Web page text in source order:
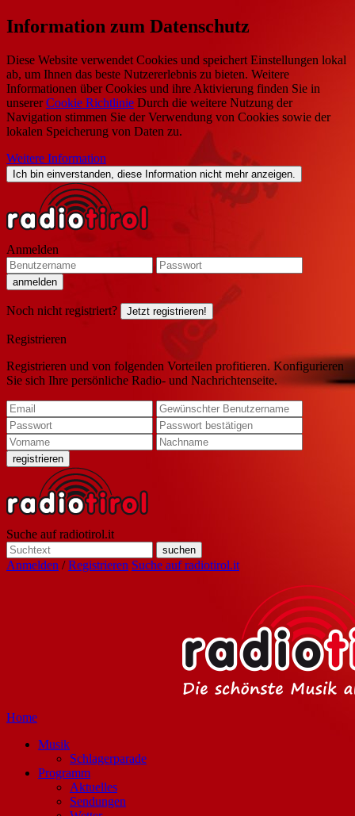
Information zum Datenschutz
Diese Website verwendet Cookies und speichert Einstellungen lokal
ab, um Ihnen das beste Nutzererlebnis zu bieten. Weitere
Informationen über Cookies und ihre Aktivierung finden Sie in
unsererCookie Richtlinie Durch die weitere Nutzung der
Navigation stimmen Sie der Verwendung von Cookies sowie der
lokalen Speicherung von Daten zu.
Weitere Information
Ich bin einverstanden, diese Information nicht mehr anzeigen.
Anmelden
Noch nicht registriert? Jetzt registrieren!
Registrieren
Registrieren und von folgenden Vorteilen profitieren. Konfigurieren
Sie sich Ihre persönliche Radio- und Nachrichtenseite.
Suche auf radiotirol.it
Anmelden /Registrieren Suche auf radiotirol.it
Home
Musik
Schlagerparade
Programm
Aktuelles
Sendungen